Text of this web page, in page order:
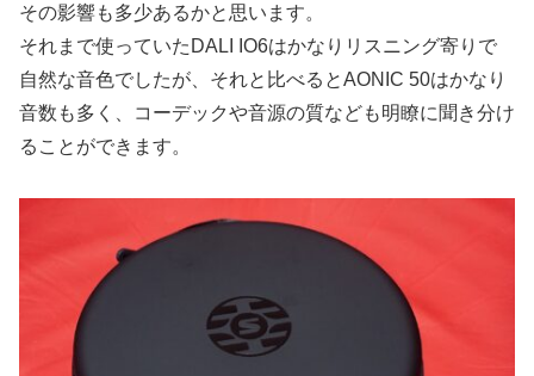
その影響も多少あるかと思います。
それまで使っていたDALI IO6はかなりリスニング寄りで
自然な音色でしたが、それと比べるとAONIC 50はかなり
音数も多く、コーデックや音源の質なども明瞭に聞き分け
ることができます。